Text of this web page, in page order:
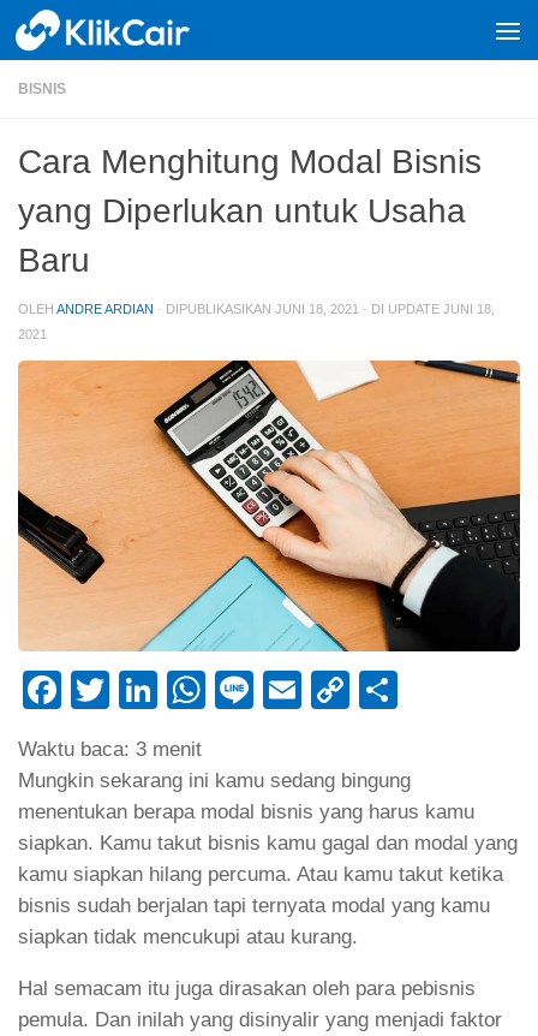
Skip to content
BISNIS
Cara Menghitung Modal Bisnis
yang Diperlukan untuk Usaha
Baru
OLEH ANDRE ARDIAN · DIPUBLIKASIKAN JUNI 18, 2021 · DI UPDATE JUNI 18,
2021
Facebook
TwitterLinkedIn
WhatsApp
LineEmailCopy
Waktu baca: 3 menit
Mungkin sekarang ini kamu sedang bingung
menentukan berapa modal bisnis yang harus kamu
siapkan. Kamu takut bisnis kamu gagal dan modal yang
kamu siapkan hilang percuma. Atau kamu takut ketika
bisnis sudah berjalan tapi ternyata modal yang kamu
siapkan tidak mencukupi atau kurang.
Hal semacam itu juga dirasakan oleh para pebisnis
pemula. Dan inilah yang disinyalir yang menjadi faktor